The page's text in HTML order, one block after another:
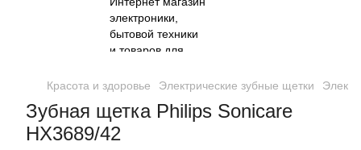
Красота и здоровье Электрические зубные щетки
Зубная щетка Philips Sonicare
HX3689/42